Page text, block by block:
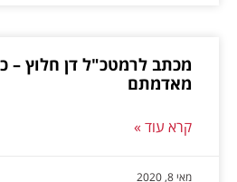
מכתב לרמטכ"ל דן חלוץ –
מאדמתם
קרא עוד »
מאי 8, 2020